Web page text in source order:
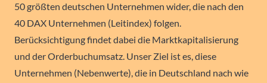
50 größten deutschen Unternehmen wider, die nach den
40 DAX Unternehmen (Leitindex) folgen.
Berücksichtigung findet dabei die Marktkapitalisierung
und der Orderbuchumsatz. Unser Ziel ist es, diese
Unternehmen (Nebenwerte), die in Deutschland nach wie